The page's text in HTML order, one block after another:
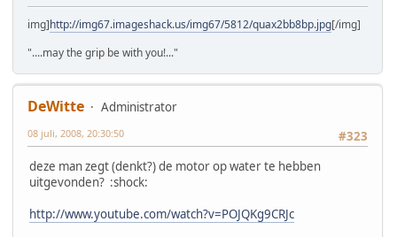
img]http://img67.imageshack.us/img67/5812/quax2bb8bp.jpg[/img]
"....may the grip be with you!..."
DeWitte
Administrator
#323
08 juli, 2008, 20:30:50
deze man zegt (denkt?) de motor op water te hebben
uitgevonden? :shock:
http://www.youtube.com/watch?v=POJQKg9CRJc